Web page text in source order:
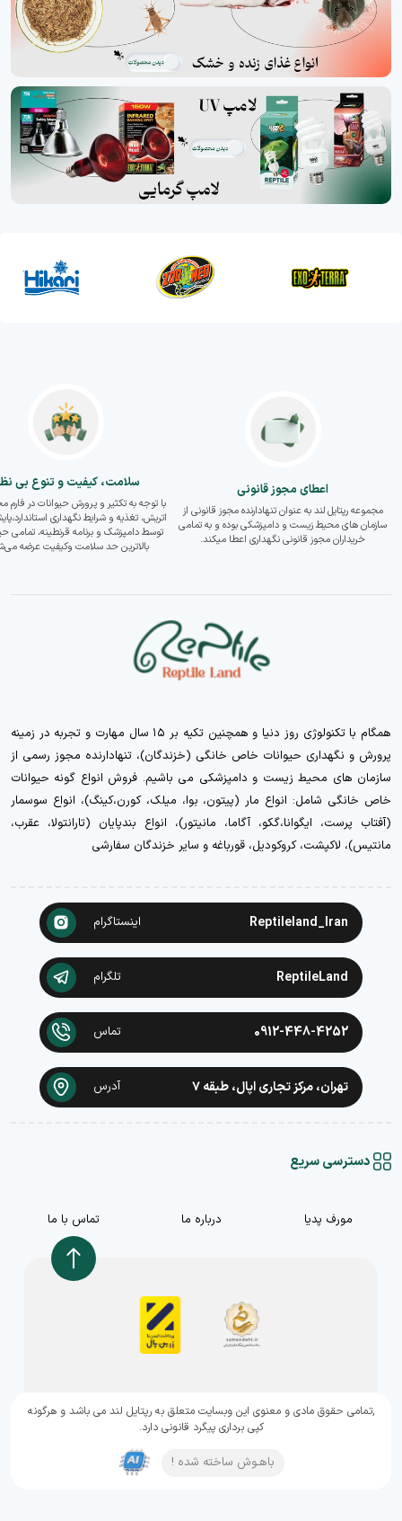
اعطای مجوز قانونی
مجموعه رپتایل لند به عنوان تنهادارنده مجوز قانونی از
سازمان های محیط زیست و دامپزشکی بوده و به تمامی
خریداران مجوز قانونی نگهداری اعطا میکند.
سلامت، کیفیت و تنوع بی
با توجه به تکثیر و پرورش حیوانات در فارم
اتریش، تغذیه و شرایط نگهداری
توسط دامپزشک و برنامه قرنطینه، تمامی
بالاترین حد سلامت وکیفیت عرضه
همگام با تکنولوژی روز دنیا و همچنین تکیه بر ۱۵ سال مهارت و تجربه در زمینه
پرورش و نگهداری حیوانات خاص خانگی (خزندگان)، تنهادارنده مجوز رسمی از
سازمان های محیط زیست و دامپزشکی می باشیم. فروش انواع گونه حیوانات
خاص خانگی شامل: انواع مار (پیتون، بوا، میلک، کورن،کینگ)، انواع سوسمار
(آفتاب پرست، ایگوانا،گکو، آگاما، مانیتور)، انواع بندپایان (تارانتولا، عقرب،
مانتیس)، لاکپشت، کروکودیل، قورباغه و سایر خزندگان سفارشی
Reptileland_Iran اینستاگرام
ReptileLand تلگرام
0912-448-4252 تماس
تهران، مرکز تجاری اپال، طبقه ۷ آدرس
دسترسی سریع
مورف پدیا درباره ما تماس با ما
,تمامی حقوق مادی و معنوی این وبسایت متعلق به رپتایل لند می باشد و هرگونه
کپی برداری پیگرد قانونی دارد.
باهـوش ساخته شده !